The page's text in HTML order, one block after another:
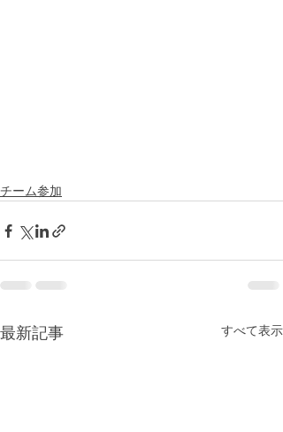
チーム参加
最新記事 すべて表示